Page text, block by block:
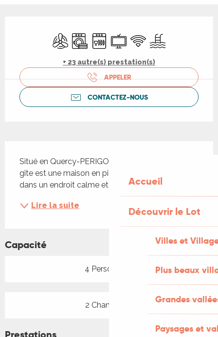
Accueil
Découvrir le Lot
Villes et
Plus beaux
Grandes
Paysages et
Air conditionné
Lave lingeLave vaisselle
Télévision
WiFi Piscine
+ 23 autre(s) prestation(s)
APPELER
CONTACTEZ-NOUS
Situé en Quercy-PERIGORD à la campagne ; le
gîte est une maison en pierre tout juste rénovée,
dans un endroit calme et reposant
Lire la suite
Capacité
4 Personne(s)
2 Chambre(s)
Prestations